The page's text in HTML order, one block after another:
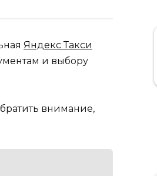
Яндекс Такси
и выбору
внимание,